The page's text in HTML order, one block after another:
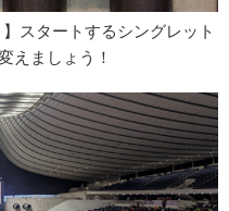
スタートするシングレット
えましょう！